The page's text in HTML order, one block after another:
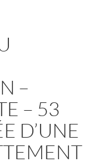
–
– 53
D’UNE